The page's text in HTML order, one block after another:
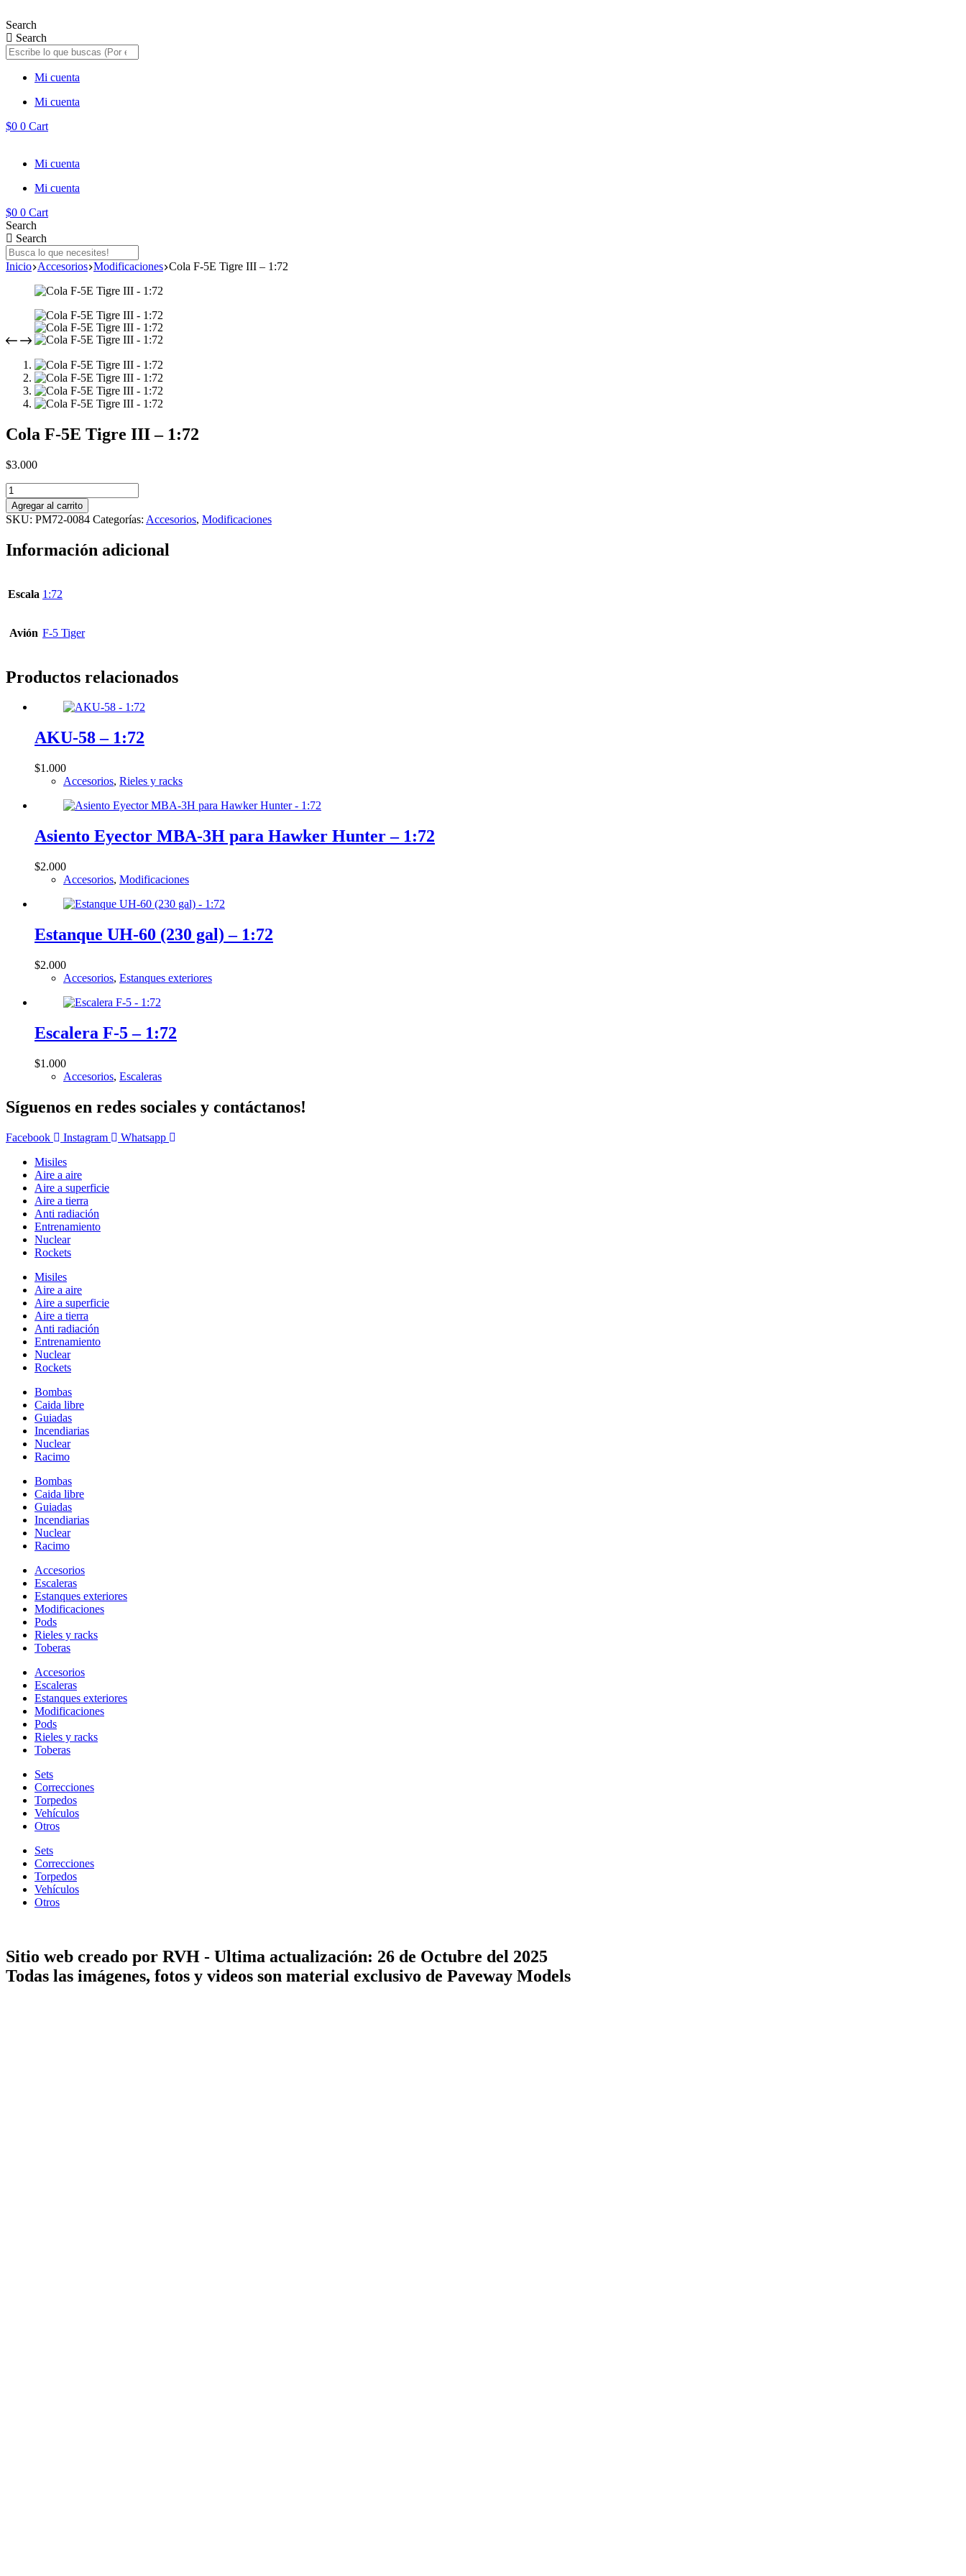
al
contenido
Search
Search
Mi cuenta
Mi cuenta
$0 0 Cart
Mi cuenta
Mi cuenta
$0 0 Cart
Search
Search
Inicio Accesorios Modificaciones Cola F-5E Tigre III – 1:72
Cola F-5E Tigre III – 1:72
$3.000
Cola
F-
5E
Tigre
-
Agregar al carrito
SKU: PM72-0084 Categorías: Accesorios, Modificaciones
Información adicional
Escala 1:72
Avión F-5 Tiger
Productos relacionados
AKU-58 – 1:72
$1.000
Accesorios, Rieles y racks
Asiento Eyector MBA-3H para Hawker Hunter – 1:72
$2.000
Accesorios, Modificaciones
Estanque UH-60 (230 gal) – 1:72
$2.000
Accesorios, Estanques exteriores
Escalera F-5 – 1:72
$1.000
Accesorios, Escaleras
Síguenos en redes sociales y contáctanos!
Facebook Instagram
Whatsapp
Misiles
Aire a aire
Aire a superficie
Aire a tierra
Anti radiación
Entrenamiento
Nuclear
Rockets
Misiles
Aire a aire
Aire a superficie
Aire a tierra
Anti radiación
Entrenamiento
Nuclear
Rockets
Bombas
Caida libre
Guiadas
Incendiarias
Nuclear
Racimo
Bombas
Caida libre
Guiadas
Incendiarias
Nuclear
Racimo
Accesorios
Escaleras
Estanques exteriores
Modificaciones
Pods
Rieles y racks
Toberas
Accesorios
Escaleras
Estanques exteriores
Modificaciones
Pods
Rieles y racks
Toberas
Sets
Correcciones
Torpedos
Vehículos
Otros
Sets
Correcciones
Torpedos
Vehículos
Otros
Sitio web creado por RVH - Ultima actualización: 26 de Octubre del 2025
Todas las imágenes, fotos y videos son material exclusivo de Paveway Models